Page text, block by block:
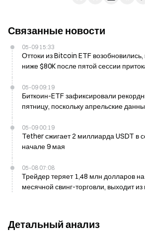
Связанные новости
05-09 15:33
Оттоки из Bitcoin ETF возобновились,
ниже $80K после пятой сессии
05-09 09:19
Биткоин-ETF зафиксировали
пятницу, поскольку апрельские
макроэкономические опасения
05-09 00:19
Tether сжигает 2 миллиарда USDT в
начале 9 мая
05-08 07:08
Трейдер теряет 1,48 млн долларов
месячной свинг-торговли, выходит
Детальный анализ